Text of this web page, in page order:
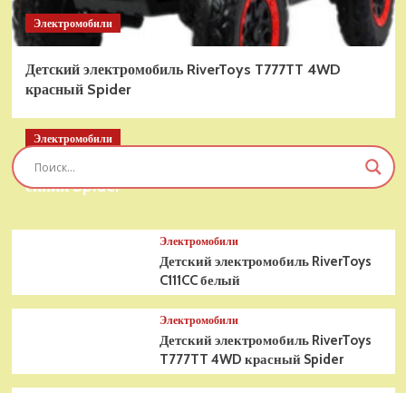
Электромобили
Детский электромобиль RiverToys T777TT 4WD
красный Spider
Электромобили
Детский электромобиль RiverToys T777TT 4WD
синий Spider
Электромобили
Детский электромобиль RiverToys
C111CC белый
Электромобили
Детский электромобиль RiverToys
T777TT 4WD красный Spider